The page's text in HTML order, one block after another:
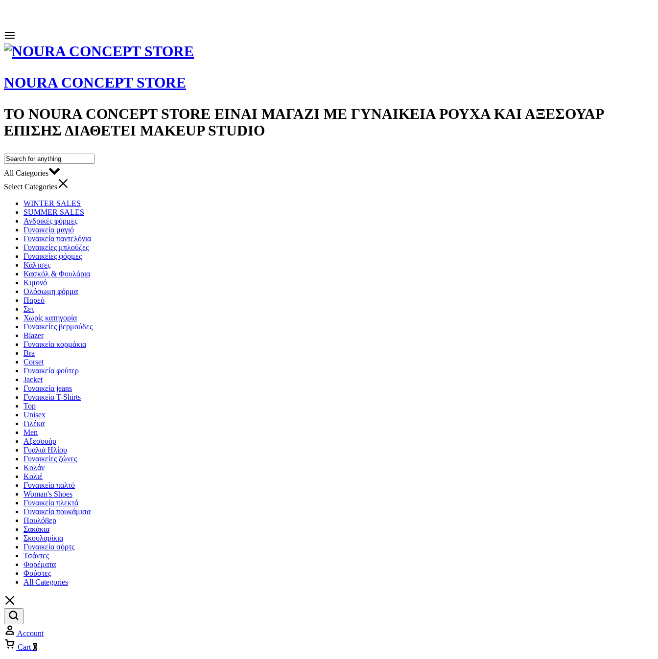
NOURA CONCEPT STORE
ΤΟ NOURA CONCEPT STORE ΕΊΝΑΙ ΜΑΓΑΖΊ ΜΕ ΓΥΝΑΙΚΕΊΑ ΡΟΎΧΑ ΚΑΙ ΑΞΕΣΟΥΆΡ
ΕΠΊΣΗΣ ΔΙΑΘΈΤΕΙ MAKEUP STUDIO
All Categories
Select Categories
WINTER SALES
SUMMER SALES
Ανδρικές φόρμες
Γυναικεία μαγιό
Γυναικεία παντελόνια
Γυναικείες μπλούζες
Γυναικείες φόρμες
Κάλτσες
Κασκόλ & Φουλάρια
Κιμονό
Ολόσωμη φόρμα
Παρεό
Σετ
Χωρίς κατηγορία
Γυναικείες βερμούδες
Blazer
Γυναικεία κορμάκια
Bra
Corset
Γυναικεία φούτερ
Jacket
Γυναικεία jeans
Γυναικεία T-Shirts
Top
Unisex
Γιλέκα
Men
Αξεσουάρ
Γυαλιά Ηλίου
Γυναικείες ζώνες
Κολάν
Κολιέ
Γυναικεία παλτό
Woman's Shoes
Γυναικεία πλεκτά
Γυναικεία πουκάμισα
Πουλόβερ
Σακάκια
Σκουλαρίκια
Γυναικεία σόρτς
Τσάντες
Φορέματα
Φούστες
All Categories
Account
Cart 0